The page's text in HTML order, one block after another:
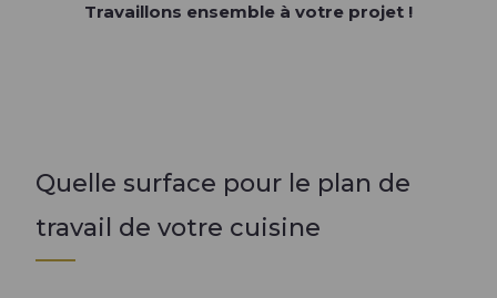
Travaillons ensemble à votre projet !
Quelle surface pour le plan de
travail de votre cuisine